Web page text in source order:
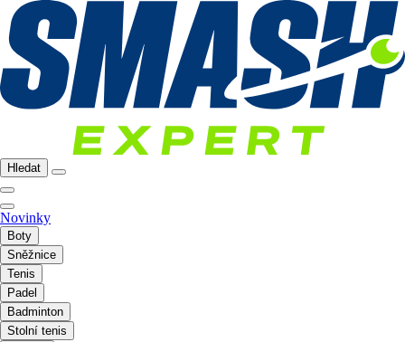
Hledat
Novinky
Boty
Sněžnice
Tenis
Padel
Badminton
Stolní tenis